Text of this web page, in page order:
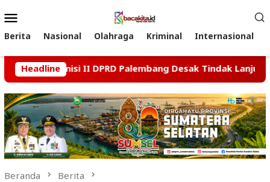
ke
kontenMobile
Berita Nasional Olahraga Kriminal Internasional
Headline
Komisi II DPRD Palembang Desak Tindak Lanjut Kasus
Beranda Berita